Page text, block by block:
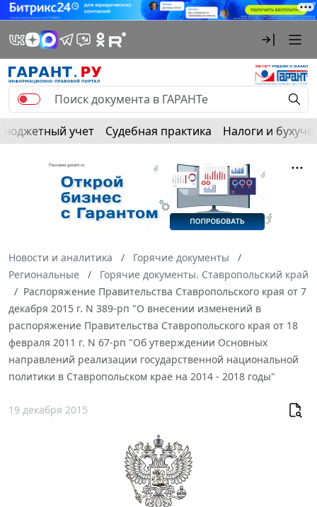
Бюджетный учет Судебная практика Налоги и
Новости и аналитика
Горячие документы
Региональные
Горячие документы. Ставропольский край
Распоряжение Правительства Ставропольского края от 7
декабря 2015 г. N 389-рп "О внесении изменений в
распоряжение Правительства Ставропольского края от 18
февраля 2011 г. N 67-рп "Об утверждении Основных
направлений реализации государственной национальной
политики в Ставропольском крае на 2014 - 2018 годы"
19 декабря 2015